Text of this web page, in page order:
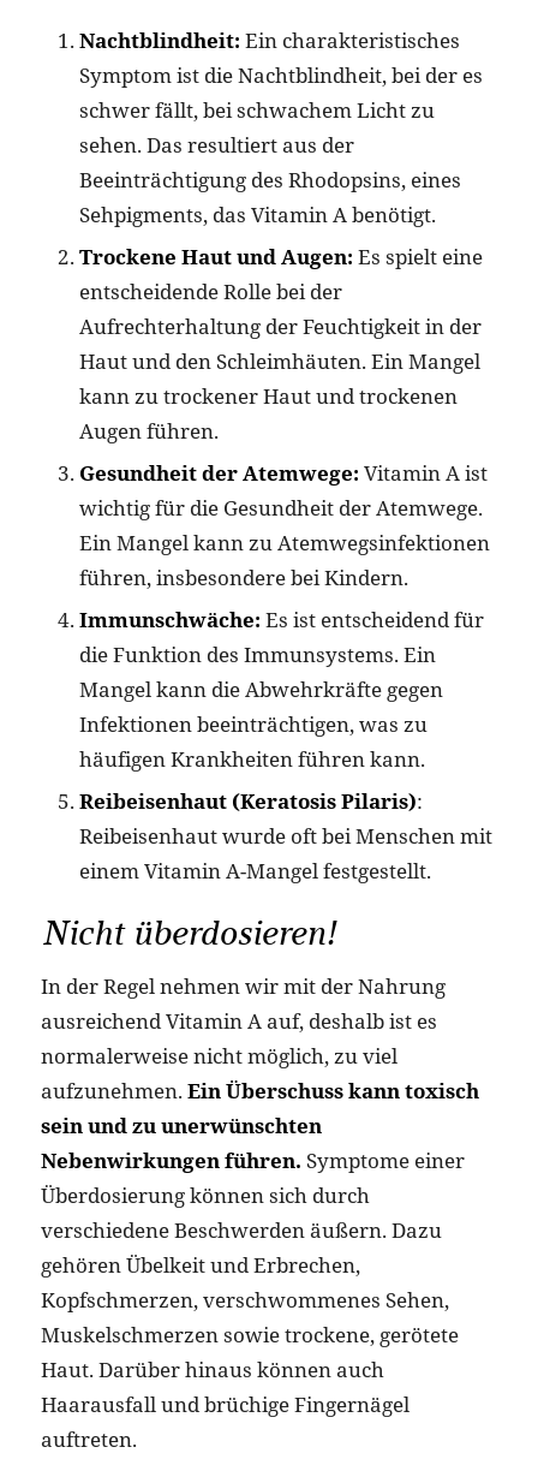
Nachtblindheit: Ein charakteristisches
Symptom ist die Nachtblindheit, bei der es
schwer fällt, bei schwachem Licht zu
sehen. Das resultiert aus der
Beeinträchtigung des Rhodopsins, eines
Sehpigments, das Vitamin A benötigt.
Trockene Haut und Augen: Es spielt eine
entscheidende Rolle bei der
Aufrechterhaltung der Feuchtigkeit in der
Haut und den Schleimhäuten. Ein Mangel
kann zu trockener Haut und trockenen
Augen führen.
Gesundheit der Atemwege: Vitamin A ist
wichtig für die Gesundheit der Atemwege.
Ein Mangel kann zu Atemwegsinfektionen
führen, insbesondere bei Kindern.
Immunschwäche: Es ist entscheidend für
die Funktion des Immunsystems. Ein
Mangel kann die Abwehrkräfte gegen
Infektionen beeinträchtigen, was zu
häufigen Krankheiten führen kann.
Reibeisenhaut (Keratosis Pilaris):
Reibeisenhaut wurde oft bei Menschen mit
einem Vitamin A-Mangel festgestellt.
Nicht überdosieren!
In der Regel nehmen wir mit der Nahrung
ausreichend Vitamin A auf, deshalb ist es
normalerweise nicht möglich, zu viel
aufzunehmen. Ein Überschuss kann toxisch
sein und zu unerwünschten
Nebenwirkungen führen. Symptome einer
Überdosierung können sich durch
verschiedene Beschwerden äußern. Dazu
gehören Übelkeit und Erbrechen,
Kopfschmerzen, verschwommenes Sehen,
Muskelschmerzen sowie trockene, gerötete
Haut. Darüber hinaus können auch
Haarausfall und brüchige Fingernägel
auftreten.